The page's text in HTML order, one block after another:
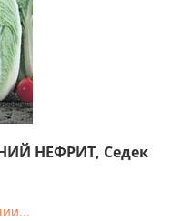
НЕФРИТ, Седек